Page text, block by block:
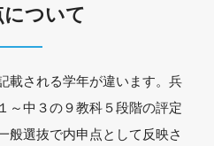
について
載される学年が違います。兵
～中３の９教科５段階の評定
般選抜で内申点として反映さ